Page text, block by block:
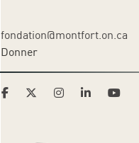
fondation@montfort.on.ca
Donner